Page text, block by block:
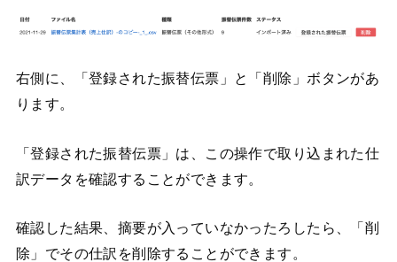
右側に、「登録された振替伝票」と「削除」ボタンがあ
ります。
「登録された振替伝票」は、この操作で取り込まれた仕
訳データを確認することができます。
確認した結果、摘要が入っていなかったろしたら、「削
除」でその仕訳を削除することができます。